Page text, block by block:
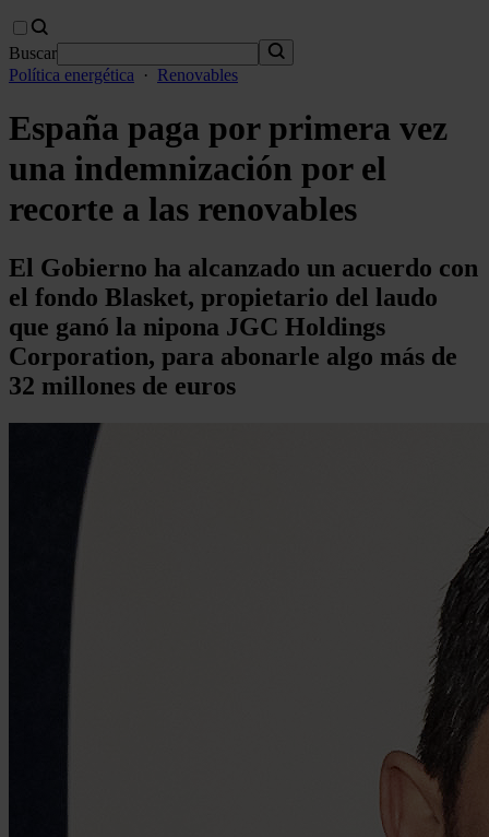
Buscar
Política energética
· Renovables
España paga por primera vez
una indemnización por el
recorte a las renovables
El Gobierno ha alcanzado un acuerdo con
el fondo Blasket, propietario del laudo
que ganó la nipona JGC Holdings
Corporation, para abonarle algo más de
32 millones de euros